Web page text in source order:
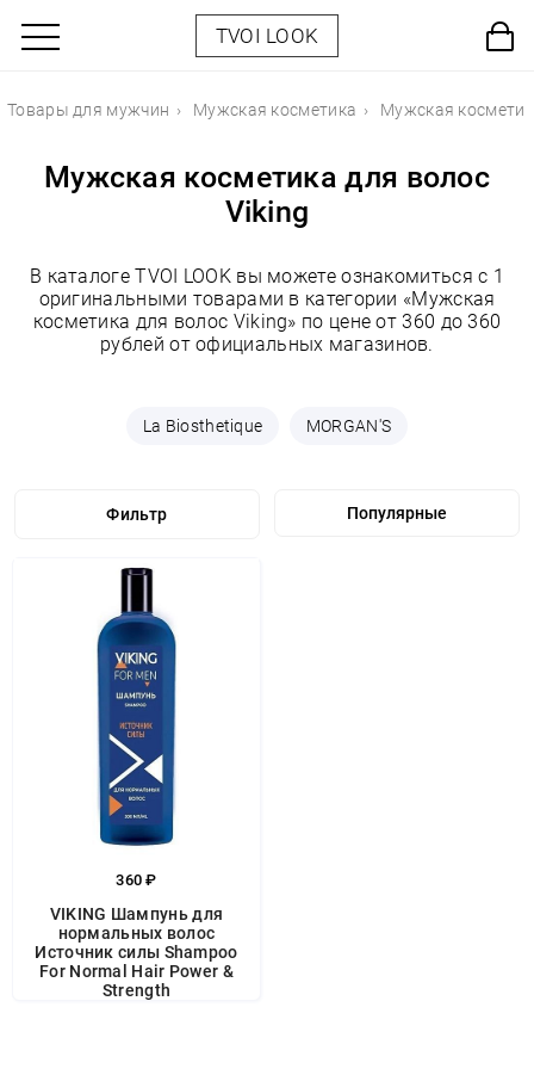
TVOI LOOK
Товары для мужчин Мужская косметика Мужская
Мужская косметика для волос
Viking
В каталоге TVOI LOOK вы можете ознакомиться с 1
оригинальными товарами в категории «Мужская
косметика для волос Viking» по цене от 360 до 360
рублей от официальных магазинов.
La Biosthetique MORGAN'S
Фильтр
360 ₽
VIKING Шампунь для
нормальных волос
Источник силы Shampoo
For Normal Hair Power &
Strength